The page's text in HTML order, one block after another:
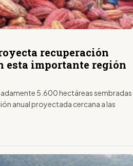
recuperación
esta importante región
5.600 hectáreas sembradas
anual proyectada cercana a las